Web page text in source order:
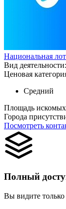
Национальная
Вид деятельности:
Ценовая
Средний
Площадь
Города
Посмотреть
Полный
Вы видите только